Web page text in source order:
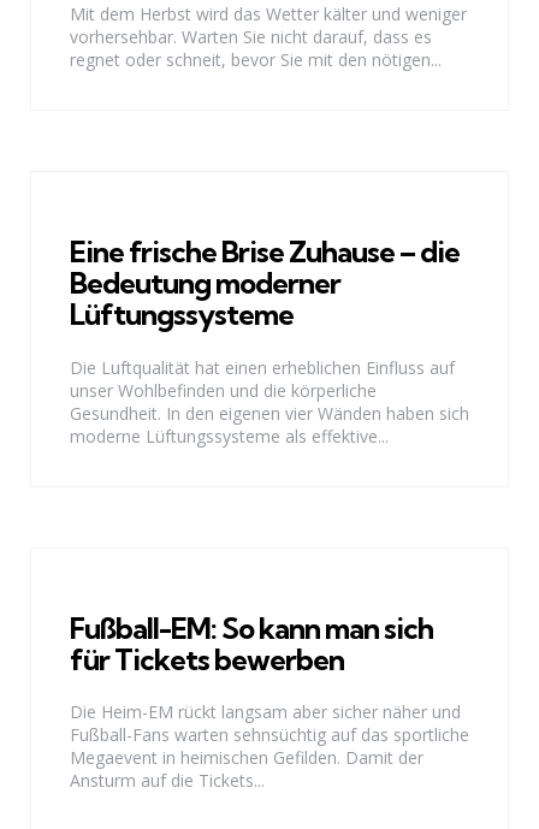
Mit dem Herbst wird das Wetter kälter und weniger
vorhersehbar. Warten Sie nicht darauf, dass es
regnet oder schneit, bevor Sie mit den nötigen...
Eine frische Brise Zuhause – die
Bedeutung moderner
Lüftungssysteme
Die Luftqualität hat einen erheblichen Einfluss auf
unser Wohlbefinden und die körperliche
Gesundheit. In den eigenen vier Wänden haben sich
moderne Lüftungssysteme als effektive...
Fußball-EM: So kann man sich
für Tickets bewerben
Die Heim-EM rückt langsam aber sicher näher und
Fußball-Fans warten sehnsüchtig auf das sportliche
Megaevent in heimischen Gefilden. Damit der
Ansturm auf die Tickets...